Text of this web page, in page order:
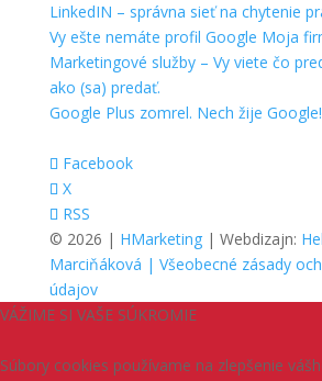
LinkedIN – správna sieť na chytenie
Vy ešte nemáte profil Google Moja
Marketingové služby – Vy viete čo
ako (sa) predať.
Google Plus zomrel. Nech žije Google!
Facebook
X
RSS
© 2026 | HMarketing| Webdizajn:
Marciňáková | Všeobecné zásady
údajov
VÁŽIME SI VAŠE SÚKROMIE
Súbory cookies používame na zlepšenie